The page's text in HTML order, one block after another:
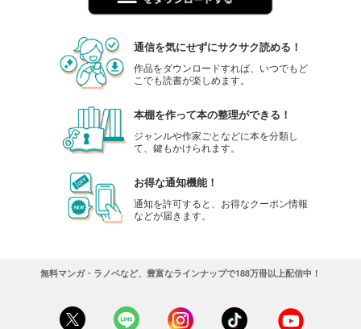
通信を気にせずにサクサク読める！
作品をダウンロードすれば、いつでもど
こでも読書が楽しめます。
本棚を作って本の整理ができる！
ジャンルや作家ごとなどに本を分類し
て、鍵もかけられます。
お得な通知機能！
通知を許可すると、お得なクーポン情報
などが届きます。
無料マンガ・ラノベなど、豊富なラインナップで188万冊以上配信中！